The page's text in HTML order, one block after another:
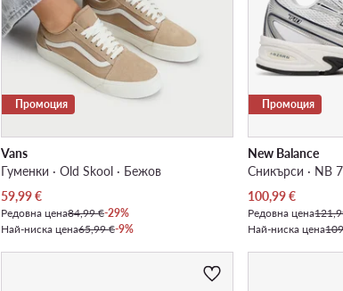
Промоция
Vans
Гуменки · Old Skool · Бежов
Актуална цена
59,99€
Редовна цена84,99 €-29%
Най-ниска цена65,99 €-9%
Промоция
New Balance
Сникърси · NB
Актуална цена
100,99€
Редовна цена
Най-ниска цена